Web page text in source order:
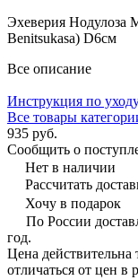
Эхеверия Нодулоза
Benitsukasa) D6см
Все описание
Инструкция по
Все товары
935 руб.
Сообщить о
Нет в наличии
Рассчитать
Хочу в подарок
По России
год.
Цена действительна
отличаться от цен в